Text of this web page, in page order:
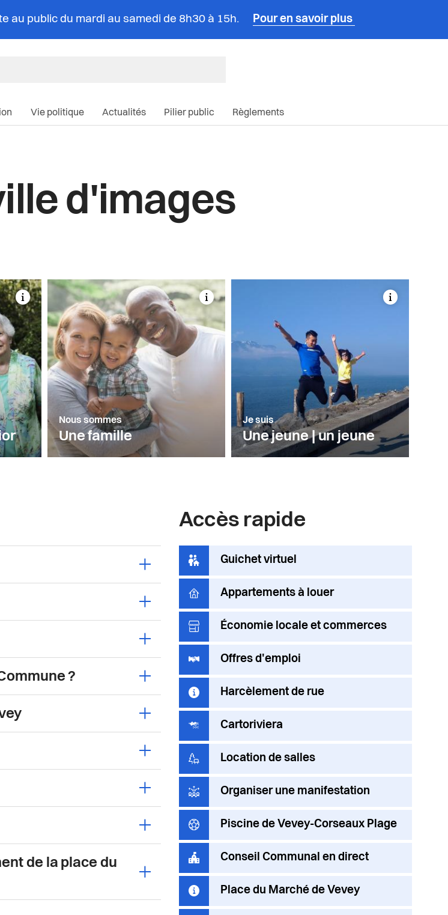
au public du mardi au samedi de 8h30 à 15h. Pour en savoir plus
Vie politique Actualités Pilier public Règlements
d'images
Nous sommes
Une famille
Je suis
Une jeune | un jeune
?
de la place du
Accès rapide
Liens
d'accès
rapides
Guichet virtuel
Appartements à louer
Économie locale et commerces
Offres d'emploi
Harcèlement de rue
Cartoriviera
Location de salles
Organiser une manifestation
Piscine de Vevey-Corseaux Plage
Conseil Communal en direct
Place du Marché de Vevey